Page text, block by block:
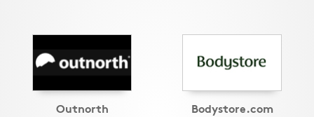
Outnorth Bodystore.com